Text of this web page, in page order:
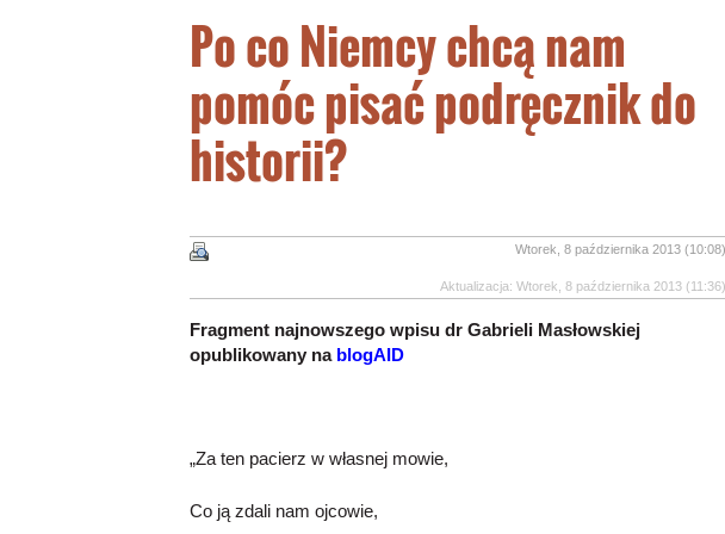
Po co Niemcy chcą nam
pomóc pisać podręcznik do
historii?
Wtorek, 8 października 2013 (10:08)
Aktualizacja: Wtorek, 8 października 2013 (11:36)
Fragment najnowszego wpisu dr Gabrieli Masłowskiej
opublikowany na blogAID
„Za ten pacierz w własnej mowie,
Co ją zdali nam ojcowie,